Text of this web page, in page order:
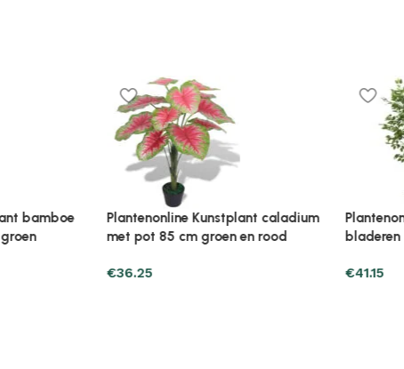
Plantenonline Kunstplant met pot
buxus spiraal 59 cm groen
Plantenonline Kunstplant
cipres bonsai 60 cm groen